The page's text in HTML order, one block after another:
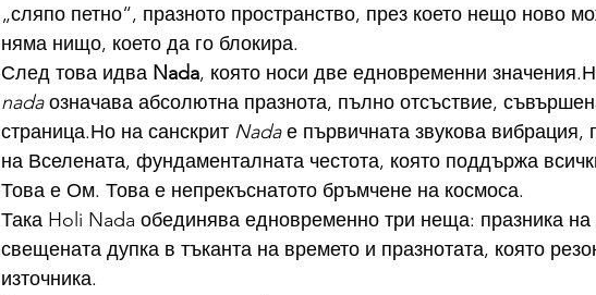
„сляпо петно“, празното пространство, през което нещо ново
няма нищо, което да го блокира.
След това идва Nada, която носи две едновременни
nada означава абсолютна празнота, пълно отсъствие,
страница.Но на санскрит Nada е първичната звукова вибрация,
на Вселената, фундаменталната честота, която поддържа
Това е Ом. Това е непрекъснатото бръмчене на космоса.
Така Holi Nada обединява едновременно три неща: празника на
свещената дупка в тъканта на времето и празнотата, която
източника.